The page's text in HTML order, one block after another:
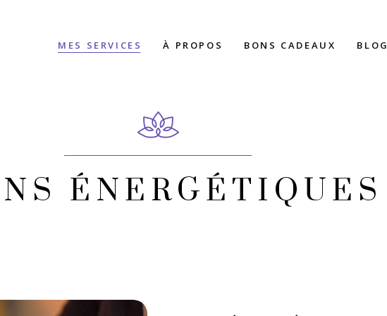
MES SERVICES À PROPOS BONS CADEAUX BLOG
ÉNERGÉTIQUES